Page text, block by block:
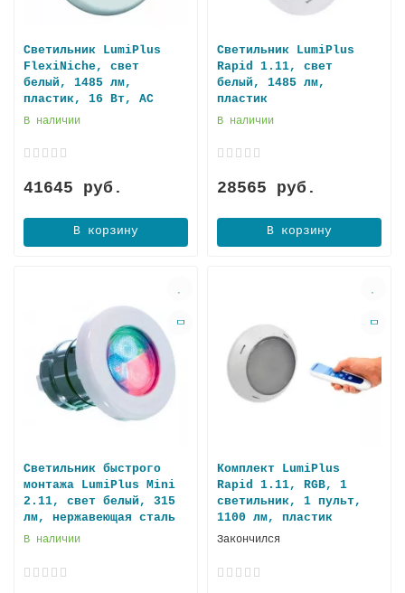
Светильник LumiPlus
FlexiNiche, свет
белый, 1485 лм,
пластик, 16 Вт, AC
В наличии
41645 руб.
В корзину
Светильник LumiPlus
Rapid 1.11, свет
белый, 1485 лм,
плaстик
В наличии
28565 руб.
В корзину
Светильник быстрого
монтажа LumiPlus Mini
2.11, свет белый, 315
лм, нержавеющая сталь
В наличии
Комплект LumiPlus
Rapid 1.11, RGB, 1
светильник, 1 пульт,
1100 лм, плaстик
Закончился